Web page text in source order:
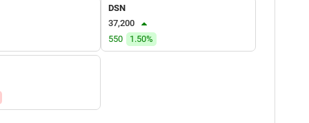
DSN
37,200
550
1.50%